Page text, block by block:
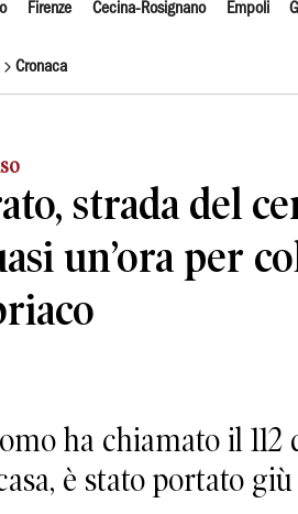
Firenze Cecina-Rosignano Empoli
Cronaca
strada del
un’ora per
ha chiamato il
è stato portato